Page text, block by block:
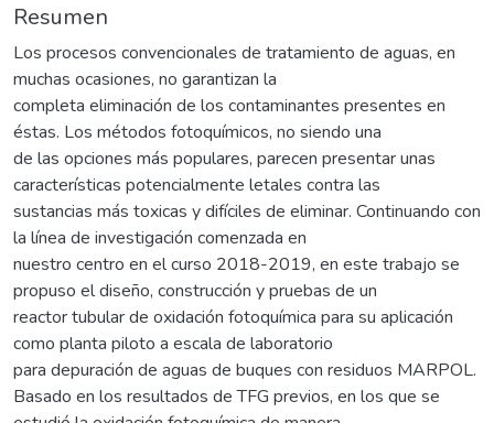
Resumen
Los procesos convencionales de tratamiento de aguas, en
muchas ocasiones, no garantizan la
completa eliminación de los contaminantes presentes en
éstas. Los métodos fotoquímicos, no siendo una
de las opciones más populares, parecen presentar unas
características potencialmente letales contra las
sustancias más toxicas y difíciles de eliminar. Continuando con
la línea de investigación comenzada en
nuestro centro en el curso 2018-2019, en este trabajo se
propuso el diseño, construcción y pruebas de un
reactor tubular de oxidación fotoquímica para su aplicación
como planta piloto a escala de laboratorio
para depuración de aguas de buques con residuos MARPOL.
Basado en los resultados de TFG previos, en los que se